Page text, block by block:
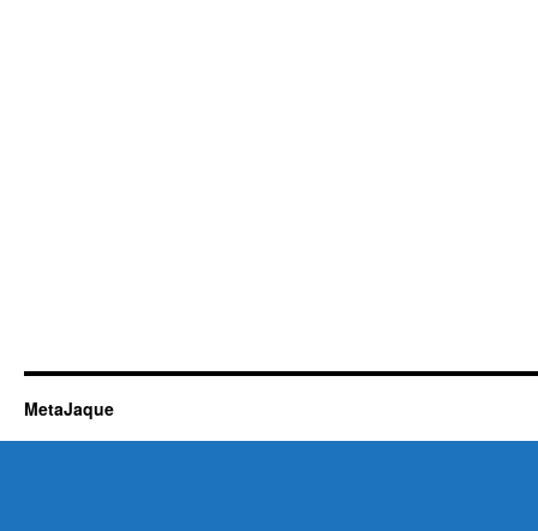
MetaJaque